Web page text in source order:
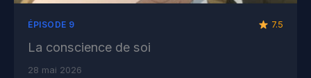
ÉPISODE 9 7.5
La conscience de soi
28 mai 2026